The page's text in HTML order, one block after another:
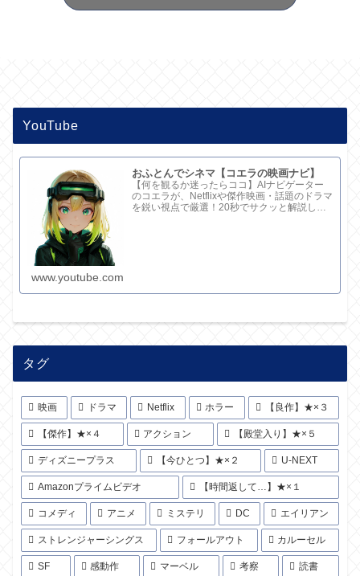
YouTube
おふとんでシネマ【コエラの映画ナビ】
【何を観るか迷ったらココ】AIナビゲーター
のコエラが、Netflixや傑作映画・話題のドラマ
を鋭い視点で厳選！20秒でサクッと解説して
www.youtube.com
タグ
映画 ドラマ Netflix ホラー 【良作】★×３
【傑作】★×４ アクション 【殿堂入り】★×５
ディズニープラス 【今ひとつ】★×２ U-NEXT
Amazonプライムビデオ 【時間返して…】★×１
コメディ アニメ ミステリ DC エイリアン
ストレンジャーシングス フォールアウト カルーセル
SF 感動作 マーベル 考察 読書